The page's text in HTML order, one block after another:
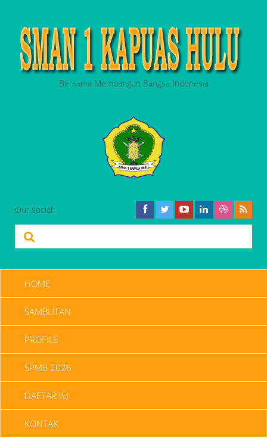
Bersama Membangun Bangsa Indonesia
Our social:
HOME
SAMBUTAN
PROFILE
SPMB 2026
DAFTAR ISI
KONTAK